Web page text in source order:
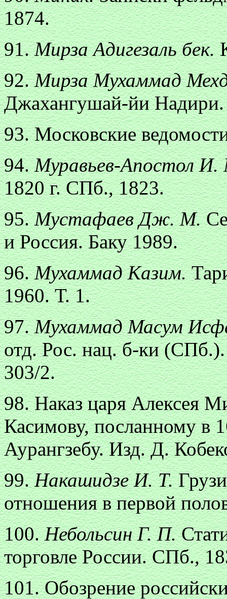
1874.
91.Мирза Адигезаль бек.
92.Мирза Мухаммад
Джахангушай-йи
93. Московские
94.Муравьев-Апостол
1820 г. СПб., 1823.
95.Мустафаев Дж. М.
и Россия. Баку 1989.
96.Мухаммад Казим.
1960. Т. 1.
97.Мухаммад Масум
отд. Рос. нац. б-ки
303/2.
98. Наказ царя Алексея
Касимову, посланному в
Аурангзебу. Изд. Д.
99.Накашидзе И. Т.
отношения в первой
100.Небольсин Г. П.
торговле России. СПб.,
101. Обозрение